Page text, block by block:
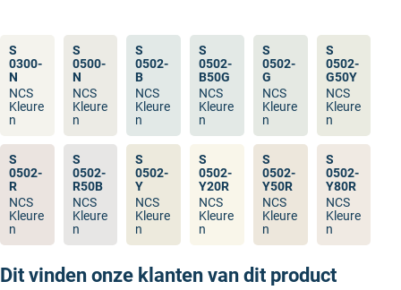
“Second Edition” en geeft aan dat het de
bijgewerkte versie van het systeem is.
: Het percentage zwart in de kleur (zwartheid).
30
: De kleurverzadiging of chromaticiteit (hoe
sterk of intens de kleur is).
Y50R: De tint, hier een menging van 50% geel (Y)
en 50% rood (R). Dit betekent dat de kleur een
oranjeachtig tint heeft.
Naast dit gaat NCS nog veel verder en zet het kleuren
in driedimensionale “kleurruimte” en gebruikt het een
NCS-kleurencirkel en -driehoek. Dit is vrij ingewikkeld
S
0300-
N
NCS
Kleure
n
S
0500-
N
NCS
Kleure
n
S
0502-
B
NCS
Kleure
n
S
0502-
B50G
NCS
Kleure
n
S
0502-
G
NCS
Kleure
n
S
0502-
G50Y
NCS
Kleure
n
S
0502-
R
NCS
Kleure
n
S
0502-
R50B
NCS
Kleure
n
S
0502-
Y
NCS
Kleure
n
S
0502-
Y20R
NCS
Kleure
n
S
0502-
Y50R
NCS
Kleure
n
S
0502-
Y80R
NCS
Kleure
n
Dit vinden onze klanten van dit product